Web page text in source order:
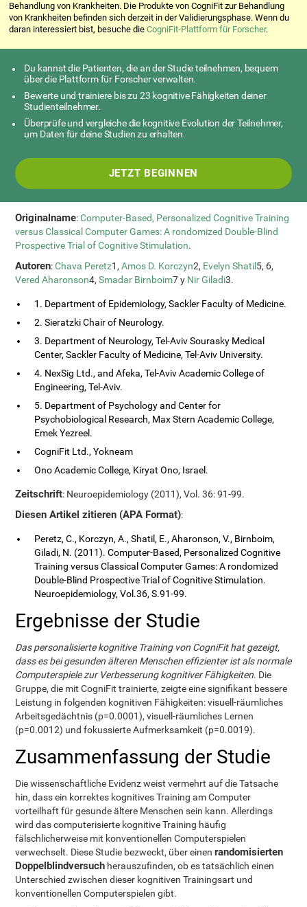
Behandlung von Krankheiten. Die Produkte von CogniFit zur Behandlung
von Krankheiten befinden sich derzeit in der Validierungsphase. Wenn du
daran interessiert bist, besuche dieCogniFit-Plattform für Forscher.
Du kannst die Patienten, die an der Studie teilnehmen, bequem
über die Plattform für Forscher verwalten.
Bewerte und trainiere bis zu 23 kognitive Fähigkeiten deiner
Studienteilnehmer.
Überprüfe und vergleiche die kognitive Evolution der Teilnehmer,
um Daten für deine Studien zu erhalten.
JETZT BEGINNEN
Originalname:Computer-Based, Personalized Cognitive Training
versus Classical Computer Games: A rondomized Double-Blind
Prospective Trial of Cognitive Stimulation.
Autoren:Chava Peretz1,Amos D. Korczyn2, Evelyn Shatil 5, 6,
Vered Aharonson4,Smadar Birnboim7 y Nir Giladi3.
1. Department of Epidemiology, Sackler Faculty of Medicine.
2. Sieratzki Chair of Neurology.
3. Department of Neurology, Tel-Aviv Sourasky Medical
Center, Sackler Faculty of Medicine, Tel-Aviv University.
4. NexSig Ltd., and Afeka, Tel-Aviv Academic College of
Engineering, Tel-Aviv.
5. Department of Psychology and Center for
Psychobiological Research, Max Stern Academic College,
Emek Yezreel.
CogniFit Ltd., Yokneam
Ono Academic College, Kiryat Ono, Israel.
Zeitschrift: Neuroepidemiology (2011), Vol. 36: 91-99.
Diesen Artikel zitieren (APA Format):
Peretz, C., Korczyn, A., Shatil, E., Aharonson, V., Birnboim,
Giladi, N. (2011). Computer-Based, Personalized Cognitive
Training versus Classical Computer Games: A rondomized
Double-Blind Prospective Trial of Cognitive Stimulation.
Neuroepidemiology, Vol.36, S.91-99.
Ergebnisse der Studie
Das personalisierte kognitive Training von CogniFit hat gezeigt,
dass es bei gesunden älteren Menschen effizienter ist als normale
Computerspiele zur Verbesserung kognitiver Fähigkeiten. Die
Gruppe, die mit CogniFit trainierte, zeigte eine signifikant bessere
Leistung in folgenden kognitiven Fähigkeiten: visuell-räumliches
Arbeitsgedächtnis (p=0.0001), visuell-räumliches Lernen
(p=0.0012) und fokussierte Aufmerksamkeit (p=0.0019).
Zusammenfassung der Studie
Die wissenschaftliche Evidenz weist vermehrt auf die Tatsache
hin, dass ein korrektes kognitives Training am Computer
vorteilhaft für gesunde ältere Menschen sein kann. Allerdings
wird das computerisierte kognitive Training häufig
fälschlicherweise mit konventionellen Computerspielen
verwechselt. Diese Studie bezweckt, über einenrandomisierten
Doppelblindversuch herauszufinden, ob es tatsächlich einen
Unterschied zwischen dieser kognitiven Trainingsart und
konventionellen Computerspielen gibt.